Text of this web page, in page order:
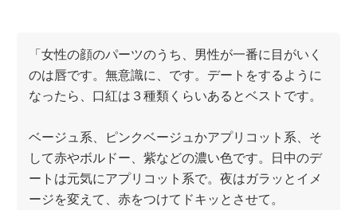
「女性の顔のパーツのうち、男性が一番に目がいく
のは唇です。無意識に、です。デートをするように
なったら、口紅は３種類くらいあるとベストです。
ベージュ系、ピンクベージュかアプリコット系、そ
して赤やボルドー、紫などの濃い色です。日中のデ
ートは元気にアプリコット系で。夜はガラッとイメ
ージを変えて、赤をつけてドキッとさせて。